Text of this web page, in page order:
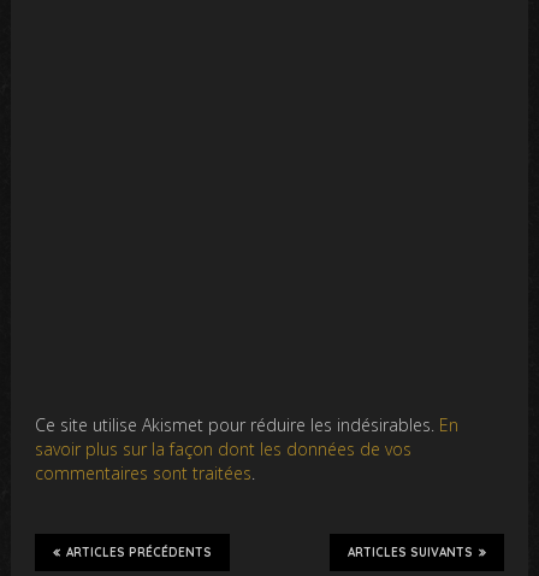
Ce site utilise Akismet pour réduire les indésirables. En
savoir plus sur la façon dont les données de vos
commentaires sont traitées
ARTICLES SUIVANTS
ARTICLES PRÉCÉDENTS